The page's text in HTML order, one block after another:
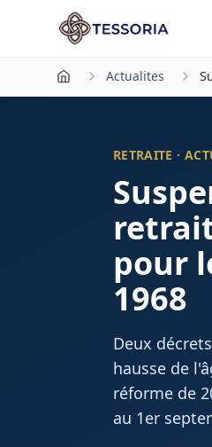
Aller au contenu principal
Actualites
RETRAITE ·
pour
1968
Deux
hausse de
réforme de
au 1er